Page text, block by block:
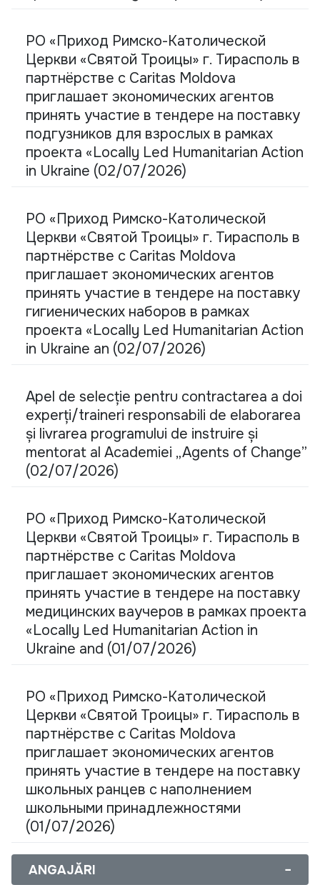
РО «Приход Римско-Католической
Церкви «Святой Троицы» г. Тирасполь в
партнёрстве с Caritas Moldova
приглашает экономических агентов
принять участие в тендере на поставку
подгузников для взрослых в рамках
проекта «Locally Led Humanitarian Action
in Ukraine (02/07/2026)
РО «Приход Римско-Католической
Церкви «Святой Троицы» г. Тирасполь в
партнёрстве с Caritas Moldova
приглашает экономических агентов
принять участие в тендере на поставку
гигиенических наборов в рамках
проекта «Locally Led Humanitarian Action
in Ukraine an (02/07/2026)
Apel de selecție pentru contractarea a doi
experți/traineri responsabili de elaborarea
și livrarea programului de instruire și
mentorat al Academiei „Agents of Change”
(02/07/2026)
РО «Приход Римско-Католической
Церкви «Святой Троицы» г. Тирасполь в
партнёрстве с Caritas Moldova
приглашает экономических агентов
принять участие в тендере на поставку
медицинских ваучеров в рамках проекта
«Locally Led Humanitarian Action in
Ukraine and (01/07/2026)
РО «Приход Римско-Католической
Церкви «Святой Троицы» г. Тирасполь в
партнёрстве с Caritas Moldova
приглашает экономических агентов
принять участие в тендере на поставку
школьных ранцев с наполнением
школьными принадлежностями
(01/07/2026)
ANGAJĂRI −